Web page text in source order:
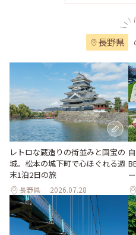
長野県
レトロな蔵造りの街並みと国宝の
城。松本の城下町で心ほぐれる週
末1泊2日の旅
長野県 2026.07.28